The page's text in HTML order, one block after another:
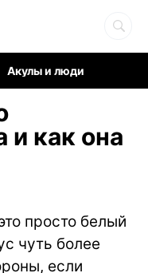
Акулы и люди
и как она
просто белый
чуть более
если